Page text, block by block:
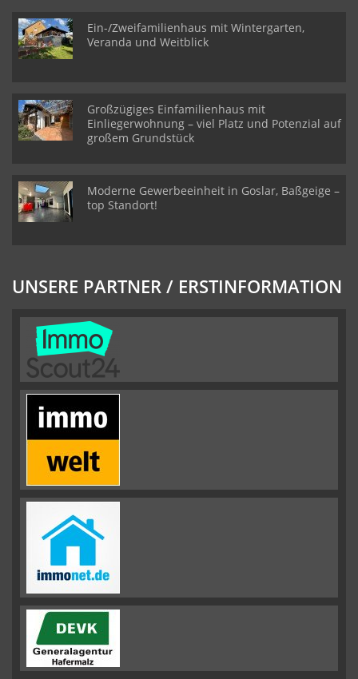
Ein-/Zweifamilienhaus mit Wintergarten,
Veranda und Weitblick
Großzügiges Einfamilienhaus mit
Einliegerwohnung – viel Platz und Potenzial auf
großem Grundstück
Moderne Gewerbeeinheit in Goslar, Baßgeige –
top Standort!
UNSERE PARTNER / ERSTINFORMATION